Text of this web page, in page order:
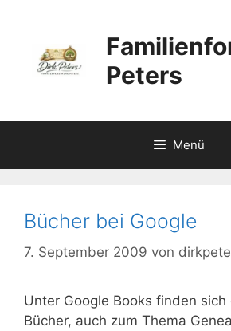
springen
Peters
Menü
Bücher bei Google
7. September 2009 von
Unter Google Books finden sich
Bücher, auch zum Thema